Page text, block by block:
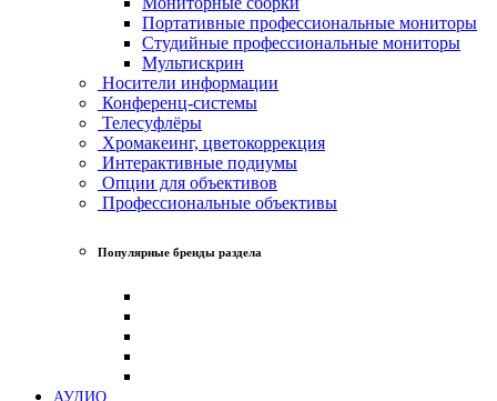
Портативные профессиональные мониторы
Студийные профессиональные мониторы
Мультискрин
Носители информации
Конференц-системы
Телесуфлёры
Хромакеинг, цветокоррекция
Интерактивные подиумы
Опции для объективов
Профессиональные объективы
Популярные бренды раздела
АУДИО